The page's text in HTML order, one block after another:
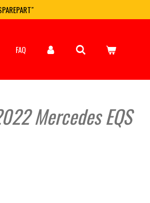
FAQ
Mercedes EQS